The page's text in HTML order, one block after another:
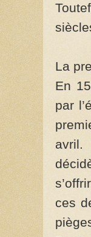
La
En
par
avril.
ces